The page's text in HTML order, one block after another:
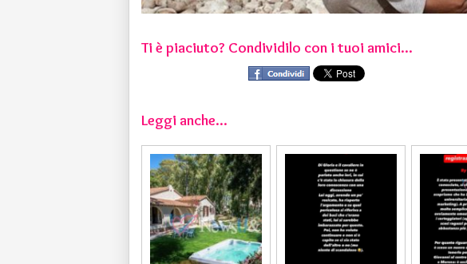
Ti è piaciuto? Condividilo con i tuoi amici...
Leggi anche...